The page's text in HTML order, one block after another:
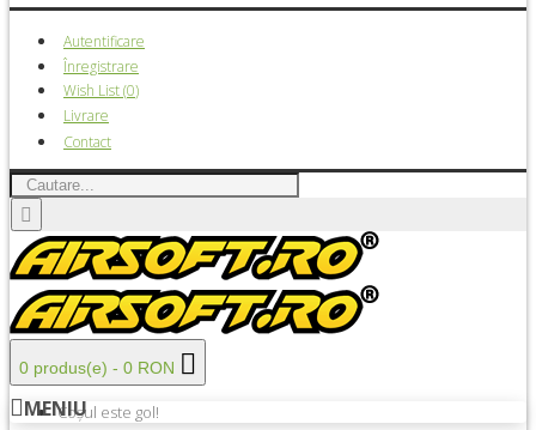
Autentificare
Înregistrare
Wish List (0)
Livrare
Contact
0 produs(e) - 0 RON
Coșul este gol!
MENIU